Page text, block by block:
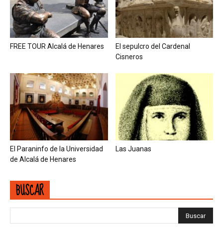
FREE TOUR Alcalá de Henares
El sepulcro del Cardenal
Cisneros
El Paraninfo de la Universidad
de Alcalá de Henares
Las Juanas
BUSCAR